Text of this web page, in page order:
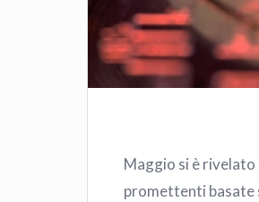
Maggio si è
promettenti basate